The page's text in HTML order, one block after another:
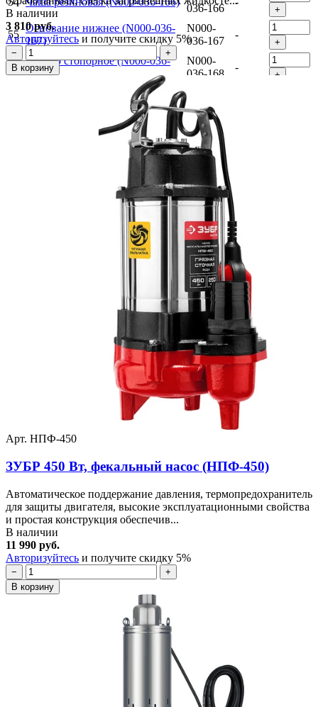
036-166
+
55
Основание нижнее (N000-036-
167)
N000-
036-167
-
+
56
Кольцо стопорное (N000-036-
168)
N000-
036-168
-
+
Термопредохранитель KW-110
006-949
В наличии
3 810 руб.
Авторизуйтесь и получите скидку 5%
−
+
В корзину
Арт. НПФ-450
ЗУБР 450 Вт, фекальный насос (НПФ-450)
Автоматическое поддержание давления, термопредохранитель
для защиты двигателя, высокие эксплуатационными свойства
и простая конструкция обеспечив...
В наличии
11 990 руб.
Авторизуйтесь и получите скидку 5%
−
+
В корзину